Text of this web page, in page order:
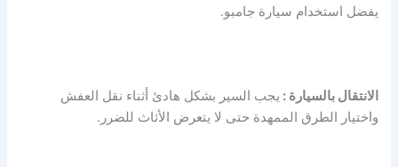
يفضل استخدام سيارة جامبو.
الانتقال بالسيارة : يجب السير بشكل هادئ أثناء نقل العفش
واختيار الطرق الممهدة حتى لا يتعرض الأثاث للضرر.